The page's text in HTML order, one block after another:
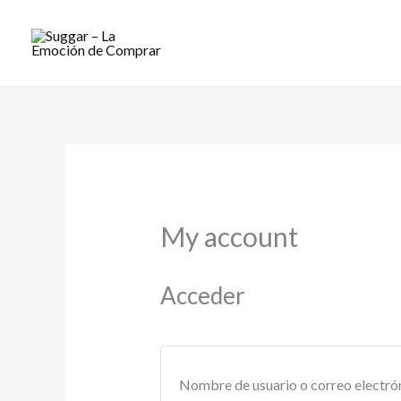
My account
Acceder
Nombre de usuario o correo